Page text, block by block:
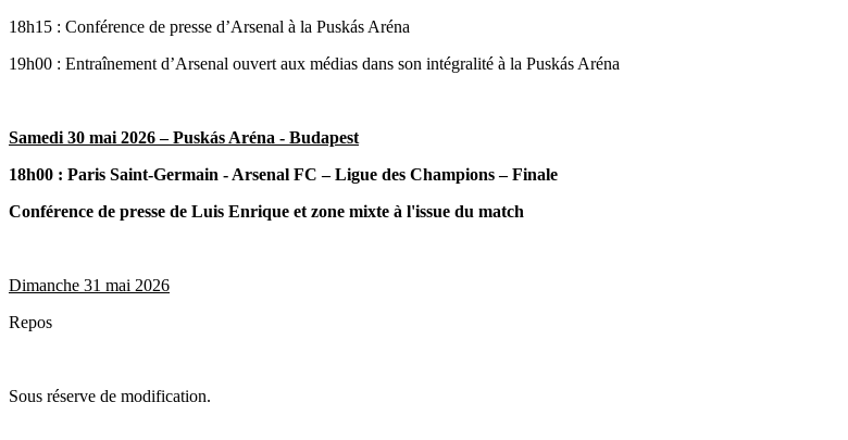
18h15 : Conférence de presse d’Arsenal à la Puskás Aréna
19h00 : Entraînement d’Arsenal ouvert aux médias dans son intégralité à la Puskás Aréna
Samedi 30 mai 2026 – Puskás Aréna - Budapest
18h00 : Paris Saint-Germain - Arsenal FC – Ligue des Champions – Finale
Conférence de presse de Luis Enrique et zone mixte à l'issue du match
Dimanche 31 mai 2026
Repos
Sous réserve de modification.